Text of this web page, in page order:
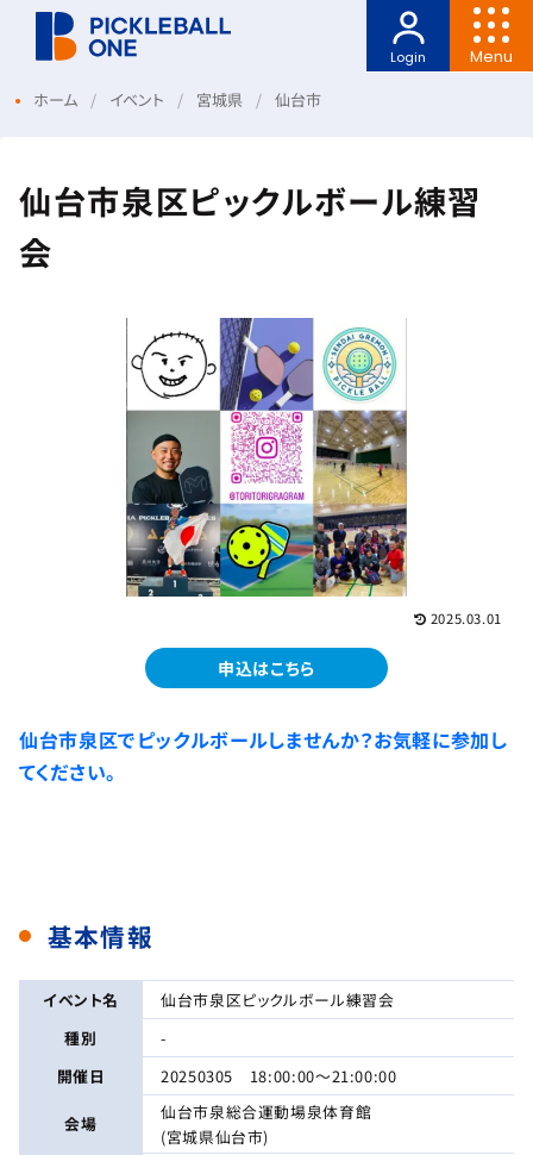
Menu
Login
ホーム イベント 宮城県 仙台市
仙台市泉区ピックルボール練習
会
2025.03.01
申込はこちら
仙台市泉区でピックルボールしませんか？お気軽に参加し
てください。
基本情報
イベント名
仙台市泉区ピックルボール練習会
種別
-
開催日
20250305 18:00:00〜21:00:00
会場
仙台市泉総合運動場泉体育館
(宮城県仙台市)